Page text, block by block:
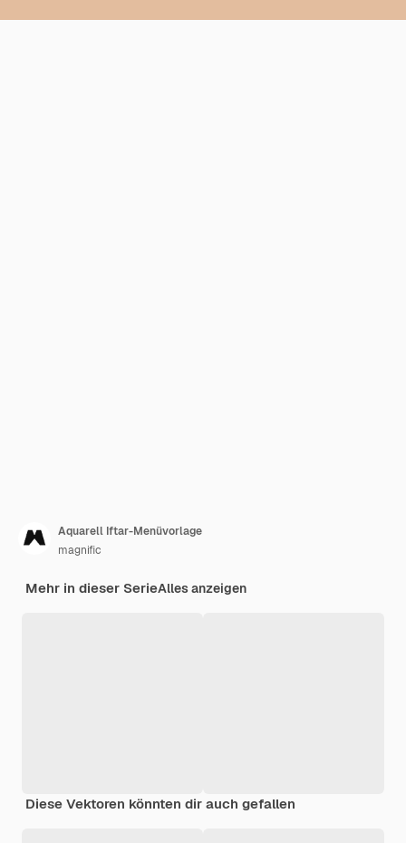
Aquarell Iftar-Menüvorlage
magnific
Mehr in dieser SerieAlles anzeigen
Diese Vektoren könnten dir auch gefallen